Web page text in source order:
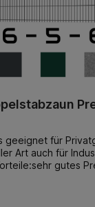
geeignet für
Art auch für
gutes